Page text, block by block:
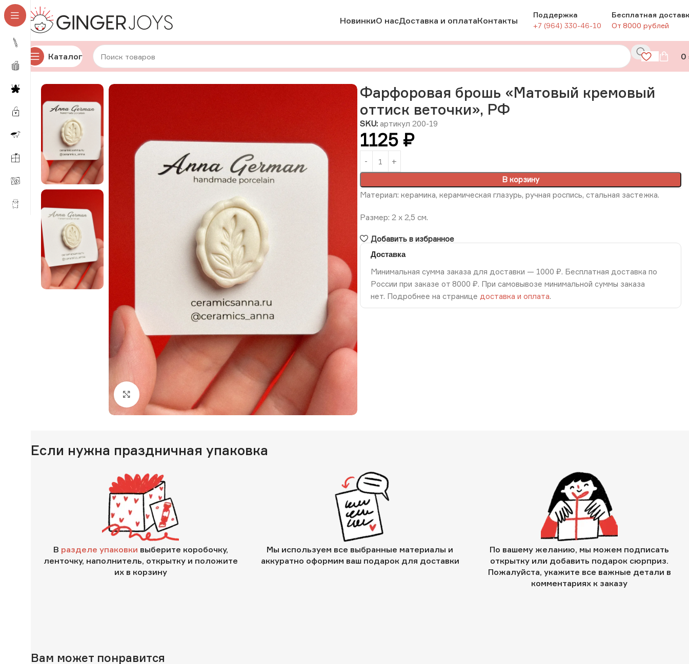
НовинкиО насДоставка и оплатаКонтакты
Поддержка
+7 (964) 330-46-10
Бесплатная
От 8000 рублей
Каталог 0
Главная Украшения Брошки и значки Керамические брошки Фарфоровая брошь «Матовый кремовый оттиск веточки», РФ
Нажмите, чтобы увеличить изображение
Фарфоровая брошь «Матовый кремовый
оттиск веточки», РФ
SKU: артикул 200-19
1125 ₽
В корзину
Материал: керамика, керамическая глазурь, ручная роспись, стальная застежка.
Размер: 2 х 2,5 см.
Добавить в избранное
Доставка
Минимальная сумма заказа для доставки — 1000 ₽. Бесплатная доставка по
России при заказе от 8000 ₽. При самовывозе минимальной суммы заказа
нет. Подробнее на странице доставка и оплата.
Если нужна праздничная упаковка
В разделе упаковки выберите коробочку,
ленточку, наполнитель, открытку и положите
их в корзину
Мы используем все выбранные материалы и
аккуратно оформим ваш подарок для доставки
По вашему желанию, мы можем подписать
открытку или добавить подарок сюрприз.
Пожалуйста, укажите все важные детали в
комментариях к заказу
Вам может понравится